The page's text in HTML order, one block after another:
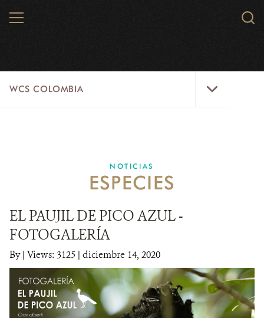
MENU
WCS COLOMBIA
EJES ESTRATÉGICOS
LÍNEAS DE ACCIÓN
MICROSITIOS
NOTICIAS
WCS VISUAL
NOTICIAS
ESPECIES
EL PAUJIL DE PICO AZUL -
FOTOGALERÍA
By| Views: 3125 | diciembre 14, 2020